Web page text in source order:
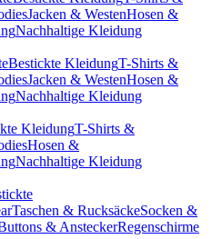
Jacken & WestenHosen &
Nachhaltige Kleidung
Bestickte KleidungT-Shirts &
Jacken & WestenHosen &
Nachhaltige Kleidung
KleidungT-Shirts &
Hosen &
Nachhaltige Kleidung
Taschen & RucksäckeSocken &
& AnsteckerRegenschirme